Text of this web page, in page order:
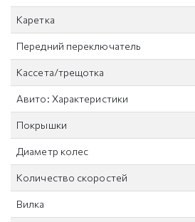
Каретка
Передний переключатель
Кассета/трещотка
Авито: Характеристики
Покрышки
Диаметр колес
Количество скоростей
Вилка